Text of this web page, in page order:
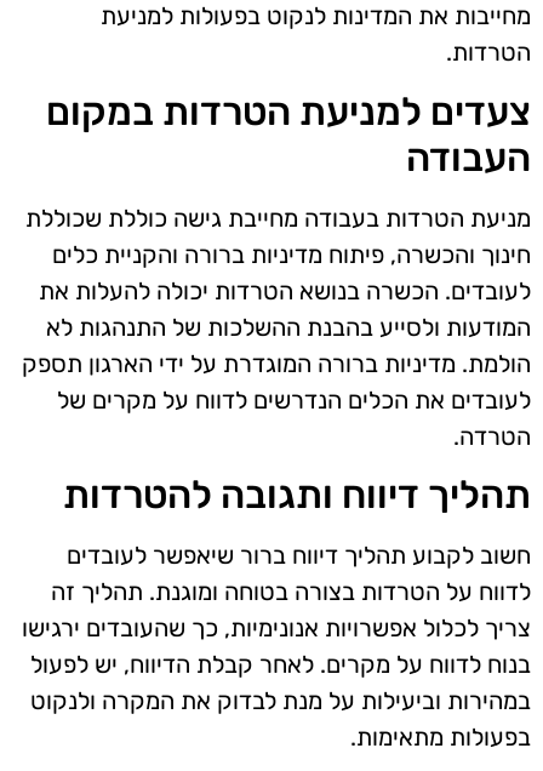
מחייבות את המדינות לנקוט בפעולות למניעת
הטרדות.
צעדים למניעת הטרדות במקום
העבודה
מניעת הטרדות בעבודה מחייבת גישה כוללת שכוללת
חינוך והכשרה, פיתוח מדיניות ברורה והקניית כלים
לעובדים. הכשרה בנושא הטרדות יכולה להעלות את
המודעות ולסייע בהבנת ההשלכות של התנהגות לא
הולמת. מדיניות ברורה המוגדרת על ידי הארגון תספק
לעובדים את הכלים הנדרשים לדווח על מקרים של
הטרדה.
תהליך דיווח ותגובה להטרדות
חשוב לקבוע תהליך דיווח ברור שיאפשר לעובדים
לדווח על הטרדות בצורה בטוחה ומוגנת. תהליך זה
צריך לכלול אפשרויות אנונימיות, כך שהעובדים ירגישו
בנוח לדווח על מקרים. לאחר קבלת הדיווח, יש לפעול
במהירות וביעילות על מנת לבדוק את המקרה ולנקוט
בפעולות מתאימות.